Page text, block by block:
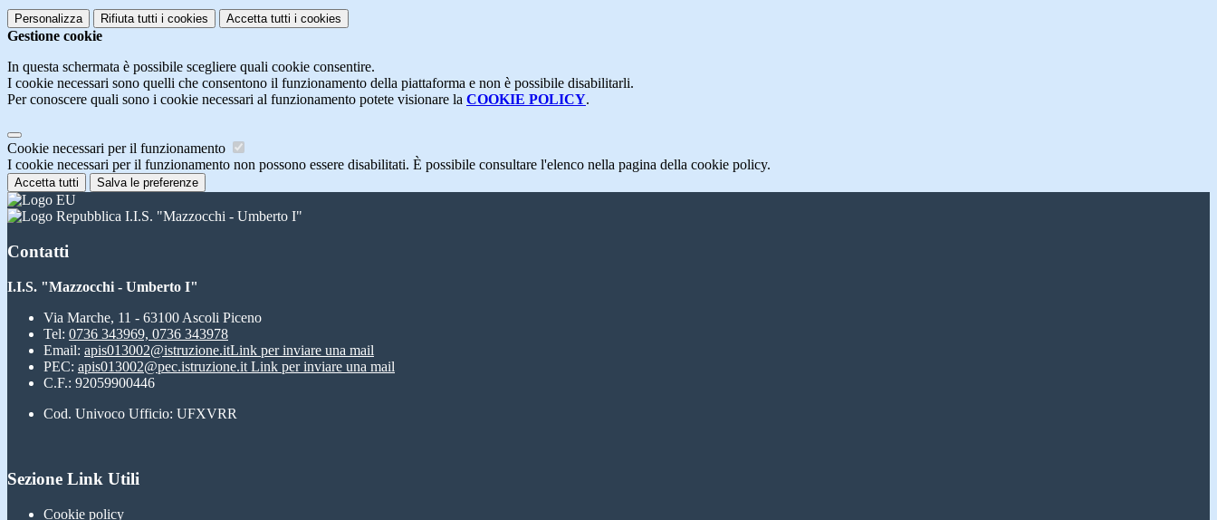
Personalizza Rifiuta tutti i cookies Accetta tutti i cookies
Gestione cookie
In questa schermata è possibile scegliere quali cookie consentire.
I cookie necessari sono quelli che consentono il funzionamento della piattaforma e non è possibile disabilitarli.
Per conoscere quali sono i cookie necessari al funzionamento potete visionare la COOKIE POLICY.
Cookie necessari per il funzionamento
I cookie necessari per il funzionamento non possono essere disabilitati. È possibile consultare l'elenco nella pagina della cookie policy.
Accetta tutti Salva le preferenze
I.I.S. "Mazzocchi - Umberto I"
Contatti
I.I.S. "Mazzocchi - Umberto I"
Via Marche, 11 - 63100 Ascoli Piceno
Tel: 0736 343969, 0736 343978
Email: apis013002@istruzione.itLink per inviare una mail
PEC: apis013002@pec.istruzione.it Link per inviare una mail
C.F.: 92059900446
Cod. Univoco Ufficio: UFXVRR
Sezione Link Utili
Cookie policy